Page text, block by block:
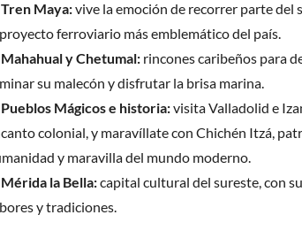
Tren Maya:vive la emoción de recorrer parte del
ferroviario más emblemático del país.
Mahahual y Chetumal: rincones caribeños para
su malecón y disfrutar la brisa marina.
Pueblos Mágicos e historia:visita Valladolid e
colonial, y maravíllate con Chichén Itzá,
y maravilla del mundo moderno.
Mérida la Bella:capital cultural del sureste, con
y tradiciones.